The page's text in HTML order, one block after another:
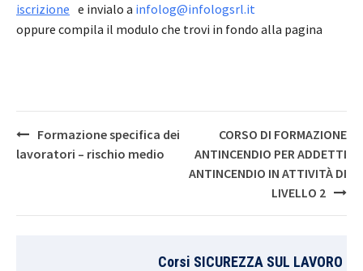
iscrizione e invialo a infolog@infologsrl.it
oppure compila il modulo che trovi in fondo alla pagina
Post
navigation
Formazione specifica dei
lavoratori – rischio medio
CORSO DI FORMAZIONE
ANTINCENDIO PER ADDETTI
ANTINCENDIO IN ATTIVITÀ DI
LIVELLO 2
Corsi SICUREZZA SUL LAVORO